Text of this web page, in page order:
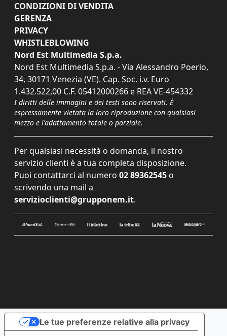
CONDIZIONI DI VENDITA
GERENZA
PRIVACY
WHISTLEBLOWING
Nord Est Multimedia S.p.a.
Nord Est Multimedia S.p.a. - Via Alessandro Poerio,
34, 30171 Venezia (VE). Cap. Soc. i.v. Euro
1.432.522,00 C.F. 05412000266 e REA VE-454332
I diritti delle immagini e dei testi sono riservati. È
espressamente vietata la loro riproduzione con qualsiasi
mezzo e l'adattamento totale o parziale.
Per qualsiasi necessità o domanda, il nostro
servizio clienti è a tua completa disposizione.
Puoi contattarci al numero 02 89362545 o
scrivendo una mail a
servizioclienti@grupponem.it.
Le tue preferenze relative alla privacy